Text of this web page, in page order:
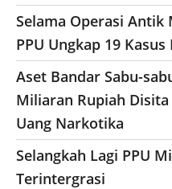
Selama Operasi Antik
PPU Ungkap 19
Aset Bandar Sabu-
Miliaran Rupiah
Uang Narkotika
Selangkah Lagi PPU
Terintergrasi